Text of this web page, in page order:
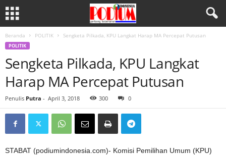
Beranda POLITIK Sengketa Pilkada, KPU Langkat Harap MA Percepat Putusan
POLITIK
Sengketa Pilkada, KPU Langkat
Harap MA Percepat Putusan
Penulis Putra - April 3, 2018 300 0
STABAT (podiumindonesia.com)- Komisi Pemilihan Umum (KPU)